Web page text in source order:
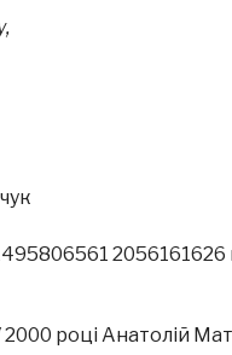
році Анатолій